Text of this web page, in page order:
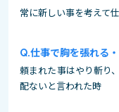
常に新しい事を考えて
仕事で胸を張れる
頼まれた事はやり斬り
配ないと言われた時